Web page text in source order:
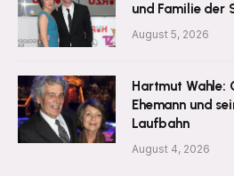
und Familie der
August 5, 2026
Hartmut Wahle:
Ehemann und
Laufbahn
August 4, 2026